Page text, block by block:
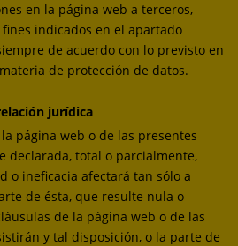
en la página web a terceros,
indicados en el apartado
de acuerdo con lo previsto en
de protección de datos.
jurídica
página web o de las presentes
declarada, total o parcialmente,
o ineficacia afectará tan sólo a
de ésta, que resulte nula o
de la página web o de las
y tal disposición, o la parte de